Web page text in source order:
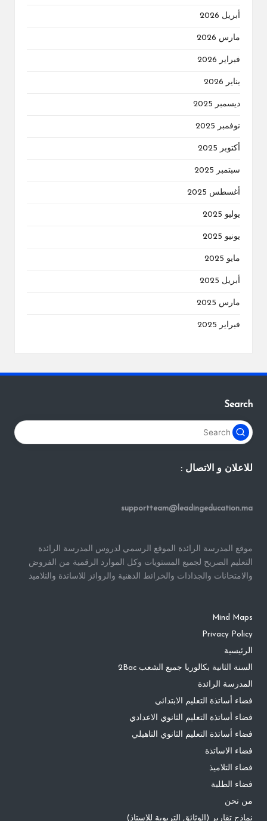
أبريل 2026
مارس 2026
فبراير 2026
يناير 2026
ديسمبر 2025
نوفمبر 2025
أكتوبر 2025
سبتمبر 2025
أغسطس 2025
يوليو 2025
يونيو 2025
مايو 2025
أبريل 2025
مارس 2025
فبراير 2025
Search
للاعلان و الاتصال :
supportteam@leadingeducation.ma
موقع المدرسة الرائدة الموقع الرسمي لدروس المدرسة الرائدة
التعليم الصريح لجميع المستويات وكل الموارد الرقمية من الفروض
والامتحانات والجذاذات والخرائط الذهنية والروائز للاساتذة والتلاميذ
Mind Maps
Privacy Policy
الرئيسية
السنة الثانية بكالوريا جميع الشعب 2Bac
المدرسة الرائدة
فضاء أساتذة التعليم الابتدائي
فضاء أساتذة التعليم الثانوي الاعدادي
فضاء أساتذة التعليم الثانوي التاهيلي
فضاء الاساتذة
فضاء التلاميذ
فضاء الطلبة
من نحن
نماذج تقارير (الوثائق التربوية للاستاذ)